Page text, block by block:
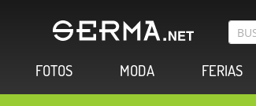
FOTOS MODA FERIAS